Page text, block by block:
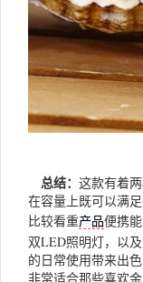
总结： 这款有着
在容量上既可以满
比较看重产品便携
双LED照明灯，以
的日常使用带来出
非常适合那些喜欢